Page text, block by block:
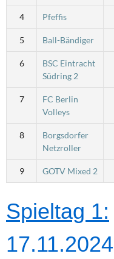
4 Pfeffis
5 Ball-Bändiger
6
BSC Eintracht
Südring 2
7
FC Berlin
Volleys
8
Borgsdorfer
Netzroller
9 GOTV Mixed 2
Spieltag 1:
17.11.2024